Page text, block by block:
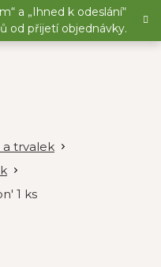
a „Ihned k odeslání“
od přijetí objednávky.
a trvalek
1 ks